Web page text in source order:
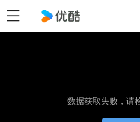
数据获取失败，请